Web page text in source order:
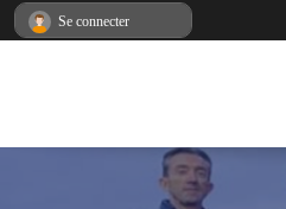
Se connecter
Panneau de gestion des cookies